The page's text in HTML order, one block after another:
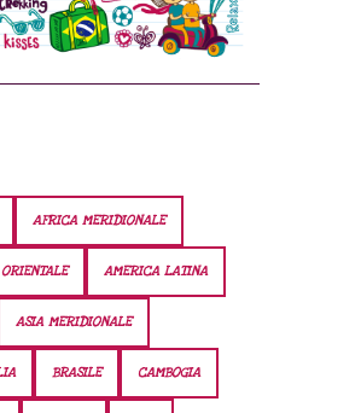
AFRICA MERIDIONALE
AMERICA LATINA
ASIA MERIDIONALE
BRASILE CAMBOGIA